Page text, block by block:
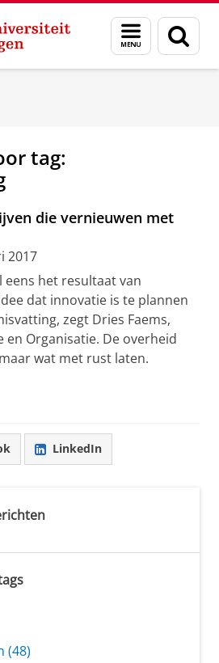
Menu
en
zoeken
of Innovation Management &
tag:
die vernieuwen met
2017
eens het resultaat van
dat innovatie is te plannen
zegt Dries Faems,
Organisatie. De overheid
wat met rust laten.
LinkedIn
(48)